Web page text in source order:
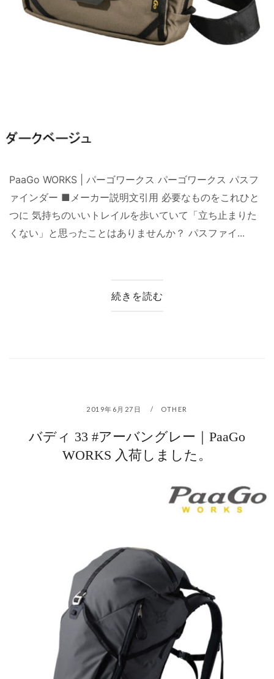
PaaGo WORKS | パーゴワークス パーゴワークス パスフ
ァインダー ■メーカー説明文引用 必要なものをこれひと
つに 気持ちのいいトレイルを歩いていて「立ち止まりた
くない」と思ったことはありませんか？ パスファイ...
続きを読む
2019年6月27日 OTHER
バディ 33 #アーバングレー｜PaaGo
WORKS 入荷しました。